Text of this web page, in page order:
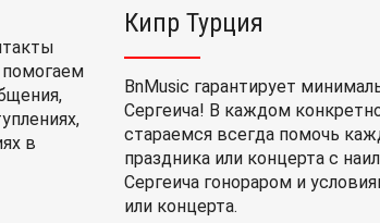
в
Кипр Турция
BnMusic гарантирует
Сергеича! В каждом
стараемся всегда помочь
праздника или концерта с
Сергеича гонораром и
или концерта.